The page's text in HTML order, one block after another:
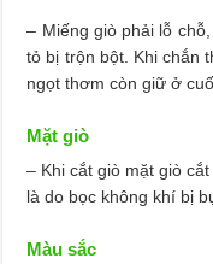
– Miếng giò phải lỗ
tỏ bị trộn bột. Khi chắn
ngọt thơm còn giữ ở
Mặt giò
– Khi cắt giò mặt giò
là do bọc không khí bị
Màu sắc